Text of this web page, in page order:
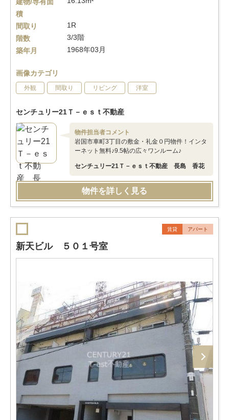
積
間取り
1R
階数
3/3階
築年月
1968年03月
画像カテゴリ
外観 間取り リビング 洋室
センチュリー21Ｔ－ｅｓｔ不動産
物件担当者コメント
岩国市車町3丁目の敷金・礼金０円物件！インタ
ーネット無料♪9.5帖の広々ワンルーム♪
センチュリー21Ｔ－ｅｓｔ不動産 長島 香花
物件を詳しく見る
賃貸 アパート
新天ビル ５０１号室